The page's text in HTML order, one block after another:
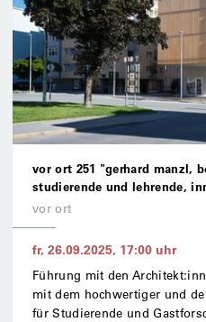
vor ort 251 "gerhard manzl,
studierende und lehrende,
vor ort
fr, 26.09.2025, 17:00 uhr
Führung mit den
mit dem hochwertiger und
für Studierende und